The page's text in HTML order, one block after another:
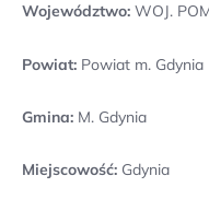
Województwo: WOJ.
Powiat: Powiat m. Gdynia
Gmina: M. Gdynia
Miejscowość: Gdynia